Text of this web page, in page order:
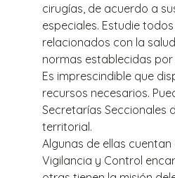
cirugías, de acuerdo a
especiales. Estudie
relacionados con la
normas establecidas por
Es imprescindible que
recursos necesarios.
Secretarías Seccionales
territorial.
Algunas de ellas
Vigilancia y Control